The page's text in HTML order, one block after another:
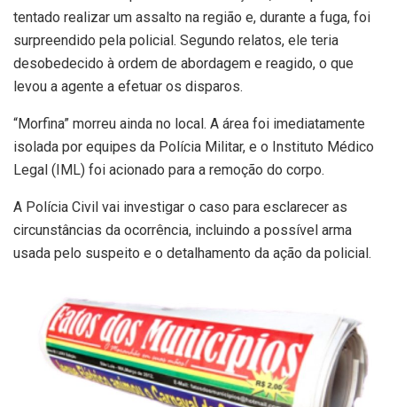
tentado realizar um assalto na região e, durante a fuga, foi
surpreendido pela policial. Segundo relatos, ele teria
desobedecido à ordem de abordagem e reagido, o que
levou a agente a efetuar os disparos.
“Morfina” morreu ainda no local. A área foi imediatamente
isolada por equipes da Polícia Militar, e o Instituto Médico
Legal (IML) foi acionado para a remoção do corpo.
A Polícia Civil vai investigar o caso para esclarecer as
circunstâncias da ocorrência, incluindo a possível arma
usada pelo suspeito e o detalhamento da ação da policial.